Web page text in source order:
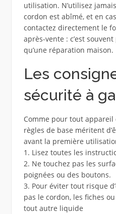
utilisation. N’utilisez
cordon est abîmé, et en
contactez directement le
après-vente : c’est
qu’une réparation maison.
Les
sécurité à
Comme pour tout
règles de base méritent
avant la première
1. Lisez toutes les
2. Ne touchez pas les
poignées ou des boutons.
3. Pour éviter tout risque
pas le cordon, les fiches
tout autre liquide